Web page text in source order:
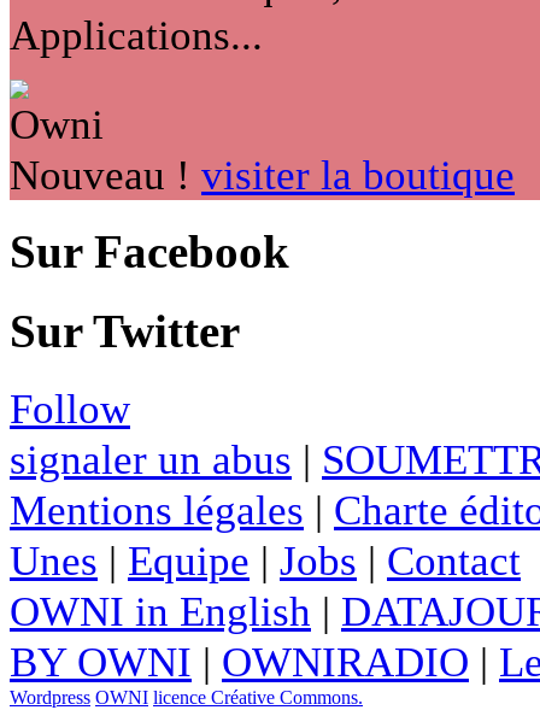
Applications...
Nouveau ! visiter la boutique
Sur Facebook
Sur Twitter
Follow
signaler un abus |
Mentions légales | Charte
Unes | Equipe | Jobs | Contact
OWNI in English |
BY OWNI | OWNIRADIO |
Wordpress OWNI licence Créative Commons.